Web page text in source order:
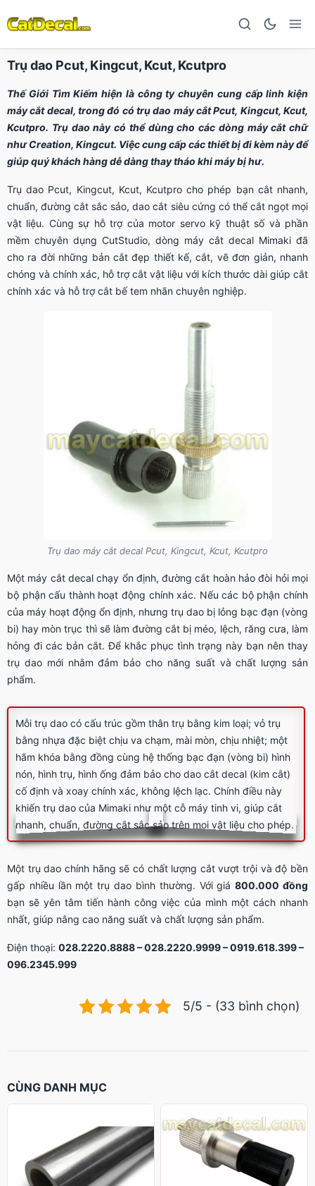
Trụ dao Pcut, Kingcut, Kcut, Kcutpro
Thế Giới Tìm Kiếm hiện là công ty chuyên cung cấp linh kiện
máy cắt decal, trong đó có trụ dao máy cắt Pcut, Kingcut, Kcut,
Kcutpro. Trụ dao này có thể dùng cho các dòng máy cắt chữ
như Creation, Kingcut. Việc cung cấp các thiết bị đi kèm này để
giúp quý khách hàng dễ dàng thay tháo khi máy bị hư.
Trụ dao Pcut, Kingcut, Kcut, Kcutpro cho phép bạn cắt nhanh,
chuẩn, đường cắt sắc sảo, dao cắt siêu cứng có thể cắt ngọt mọi
vật liệu. Cùng sự hỗ trợ của motor servo kỹ thuật số và phần
mềm chuyên dụng CutStudio, dòng máy cắt decal Mimaki đã
cho ra đời những bản cắt đẹp thiết kế, cắt, vẽ đơn giản, nhanh
chóng và chính xác, hỗ trợ cắt vật liệu với kích thước dài giúp cắt
chính xác và hỗ trợ cắt bế tem nhãn chuyên nghiệp.
Trụ dao máy cắt decal Pcut, Kingcut, Kcut, Kcutpro
Một máy cắt decal chạy ổn định, đường cắt hoàn hảo đòi hỏi mọi
bộ phận cấu thành hoạt động chính xác. Nếu các bộ phận chính
của máy hoạt động ổn định, nhưng trụ dao bị lỏng bạc đạn (vòng
bi) hay mòn trục thì sẽ làm đường cắt bị méo, lệch, răng cưa, làm
hỏng đi các bản cắt. Để khắc phục tình trạng này bạn nên thay
trụ dao mới nhằm đảm bảo cho năng suất và chất lượng sản
phẩm.
Mỗi trụ dao có cấu trúc gồm thân trụ bằng kim loại; vỏ trụ
bằng nhựa đặc biệt chịu va chạm, mài mòn, chịu nhiệt; một
hãm khóa bằng đồng cùng hệ thống bạc đạn (vòng bi) hình
nón, hình trụ, hình ống đảm bảo cho dao cắt decal (kim cắt)
cố định và xoay chính xác, không lệch lạc. Chính điều này
khiến trụ dao của Mimaki như một cỗ máy tinh vi, giúp cắt
nhanh, chuẩn, đường cắt sắc sảo trên mọi vật liệu cho phép.
Một trụ dao chính hãng sẽ có chất lượng cắt vượt trội và độ bền
gấp nhiều lần một trụ dao bình thường. Với giá800.000 đồng
bạn sẽ yên tâm tiến hành công việc của mình một cách nhanh
nhất, giúp nâng cao năng suất và chất lượng sản phẩm.
Điện thoại: 028.2220.8888 – 028.2220.9999 – 0919.618.399 –
096.2345.999
5/5 - (33 bình chọn)
CÙNG DANH MỤC